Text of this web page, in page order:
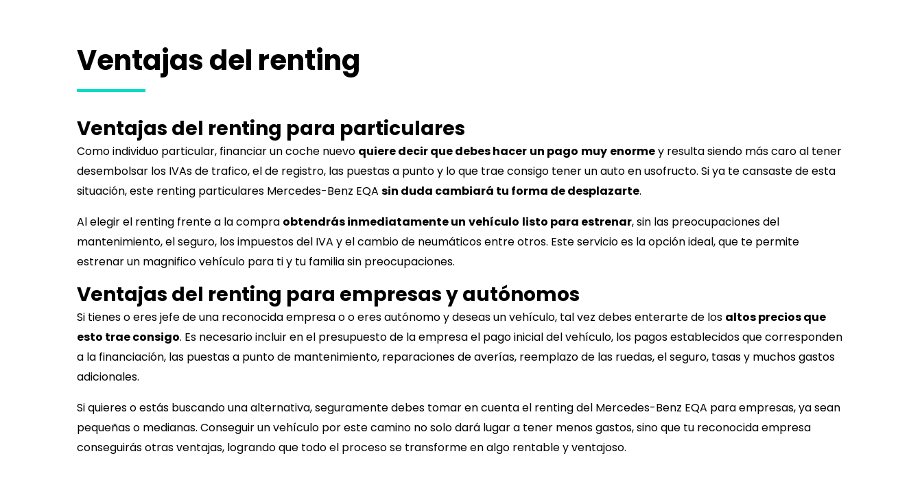
Ventajas del renting
Ventajas del renting para particulares
Como individuo particular, financiar un coche nuevo quiere decir que debes hacer un pago muy enormey resulta siendo más caro al tener
desembolsar los IVAs de trafico, el de registro, las puestas a punto y lo que trae consigo tener un auto en usofructo. Si ya te cansaste de esta
situación, este renting particulares Mercedes-Benz EQA sin duda cambiará tu forma de desplazarte.
Al elegir el renting frente a la compra obtendrás inmediatamente un vehículo listo para estrenar, sin las preocupaciones del
mantenimiento, el seguro, los impuestos del IVA y el cambio de neumáticos entre otros. Este servicio es la opción ideal, que te permite
estrenar un magnifico vehículo para ti y tu familia sin preocupaciones.
Ventajas del renting para empresas y autónomos
Si tienes o eres jefe de una reconocida empresa o o eres autónomo y deseas un vehículo, tal vez debes enterarte de los altos precios que
esto trae consigo. Es necesario incluir en el presupuesto de la empresa el pago inicial del vehículo, los pagos establecidos que corresponden
a la financiación, las puestas a punto de mantenimiento, reparaciones de averías, reemplazo de las ruedas, el seguro, tasas y muchos gastos
adicionales.
Si quieres o estás buscando una alternativa, seguramente debes tomar en cuenta el renting del Mercedes-Benz EQA para empresas, ya sean
pequeñas o medianas. Conseguir un vehículo por este camino no solo dará lugar a tener menos gastos, sino que tu reconocida empresa
conseguirás otras ventajas, logrando que todo el proceso se transforme en algo rentable y ventajoso.